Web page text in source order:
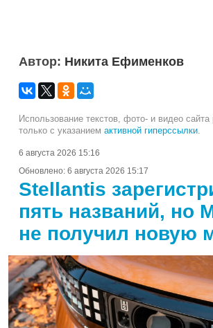
Автор: Никита Ефименков
Использование текстов, фото- и видео сайта
только с указанием активной гиперссылки
6 августа 2026 15:16
Обновлено: 6 августа 2026 15:17
Stellantis
пять названий, но
не получил новую